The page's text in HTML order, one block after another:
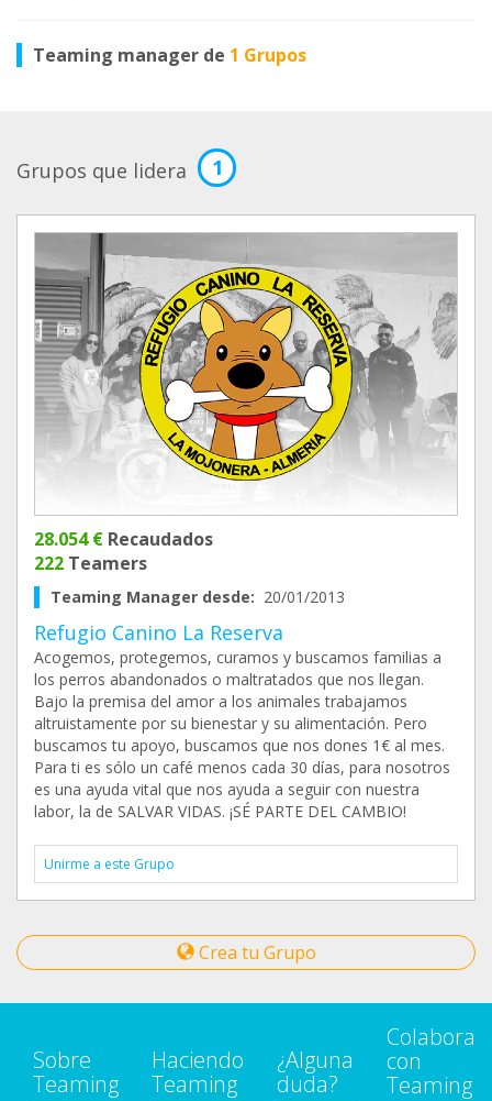
Teaming manager de 1 Grupos
Grupos que lidera 1
28.054 € Recaudados
222 Teamers
Teaming Manager desde: 20/01/2013
Refugio Canino La Reserva
Acogemos, protegemos, curamos y buscamos familias a
los perros abandonados o maltratados que nos llegan.
Bajo la premisa del amor a los animales trabajamos
altruistamente por su bienestar y su alimentación. Pero
buscamos tu apoyo, buscamos que nos dones 1€ al mes.
Para ti es sólo un café menos cada 30 días, para nosotros
es una ayuda vital que nos ayuda a seguir con nuestra
labor, la de SALVAR VIDAS. ¡SÉ PARTE DEL CAMBIO!
Unirme a este Grupo
Crea tu Grupo
Sobre
Teaming
Haciendo
Teaming
¿Alguna
duda?
Colabora
con
Teaming